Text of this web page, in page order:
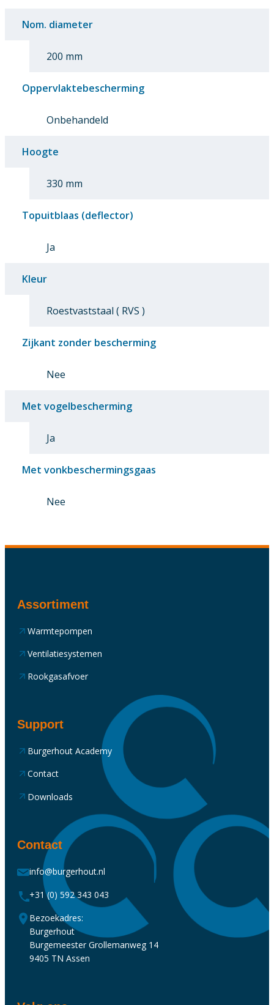
Nom. diameter
200 mm
Oppervlaktebescherming
Onbehandeld
Hoogte
330 mm
Topuitblaas (deflector)
Ja
Kleur
Roestvaststaal ( RVS )
Zijkant zonder bescherming
Nee
Met vogelbescherming
Ja
Met vonkbeschermingsgaas
Nee
Assortiment
Warmtepompen
Ventilatiesystemen
Rookgasafvoer
Support
Burgerhout Academy
Contact
Downloads
Contact
info@burgerhout.nl
+31 (0) 592 343 043
Bezoekadres:
Burgerhout
Burgemeester Grollemanweg 14
9405 TN Assen